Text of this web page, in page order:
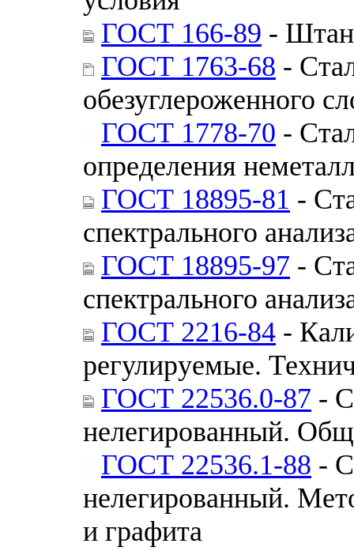
ГОСТ 166-89 -
ГОСТ 1763-68 -
обезуглероженного
ГОСТ 1778-70 -
определения
ГОСТ 18895-81 -
спектрального
ГОСТ 18895-97 -
спектрального
ГОСТ 2216-84 -
регулируемые.
ГОСТ 22536.0-87 -
нелегированный.
ГОСТ 22536.1-88 -
нелегированный.
и графита